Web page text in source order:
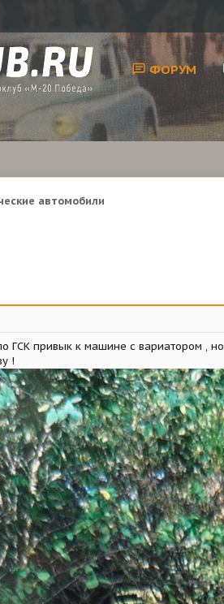
ФОРУМ
автомобили
ГСК привык к машине с вариатором ,
!